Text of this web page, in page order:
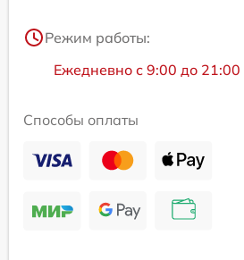
Режим работы:
Ежедневно с 9:00 до 21:00
Способы оплаты